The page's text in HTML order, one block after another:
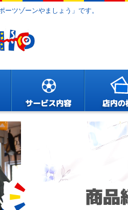
ツゾーンやましょう」です。